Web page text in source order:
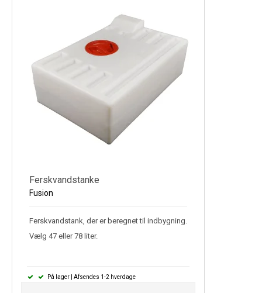
Ferskvandstanke
Fusion
Ferskvandstank, der er beregnet til indbygning.
Vælg 47 eller 78 liter.
På lager | Afsendes 1-2 hverdage